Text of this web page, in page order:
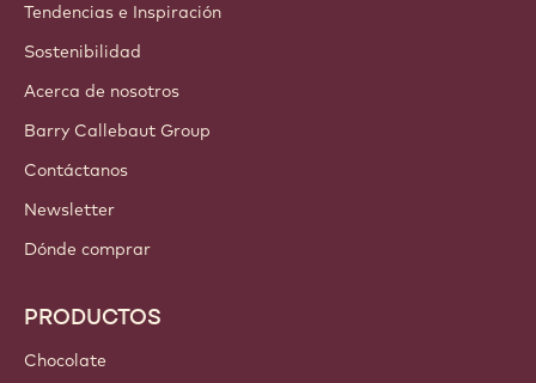
Tendencias e Inspiración
Sostenibilidad
Acerca de nosotros
Barry Callebaut Group
Contáctanos
Newsletter
Dónde comprar
PRODUCTOS
Chocolate